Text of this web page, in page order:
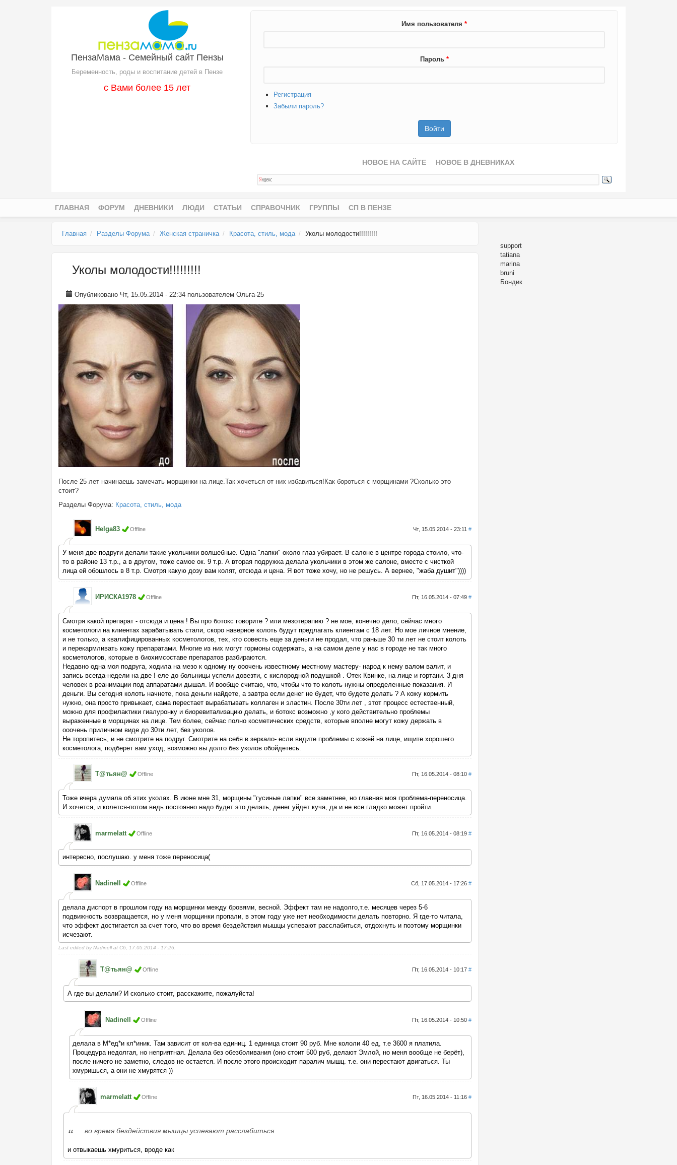
ПензаМама - Семейный сайт Пензы
Беременность, роды и воспитание детей в Пензе
с Вами более 15 лет
Имя пользователя *
Пароль *
Регистрация
Забыли пароль?
НОВОЕ НА САЙТЕ НОВОЕ В ДНЕВНИКАХ
ГЛАВНАЯ ФОРУМ ДНЕВНИКИ ЛЮДИ СТАТЬИ СПРАВОЧНИК ГРУППЫ СП В ПЕНЗЕ
Главная Разделы Форума Женская страничка Красота, стиль, мода Уколы молодости!!!!!!!!!
Уколы молодости!!!!!!!!!
Опубликовано Чт, 15.05.2014 - 22:34 пользователем Ольга-25
После 25 лет начинаешь замечать морщинки на лице.Так хочеться от них избавиться!Как бороться с морщинами ?Сколько это
стоит?
Разделы Форума: Красота, стиль, мода
Helga83 Offline Чт, 15.05.2014 - 23:11 #
У меня две подруги делали такие укольчики волшебные. Одна "лапки" около глаз убирает. В салоне в центре города стоило, что-
то в районе 13 т.р., а в другом, тоже самое ок. 9 т.р. А вторая подружка делала укольчики в этом же салоне, вместе с чисткой
лица ей обошлось в 8 т.р. Смотря какую дозу вам колят, отсюда и цена. Я вот тоже хочу, но не решусь. А вернее, "жаба душит"))))
ИРИСКА1978 Offline Пт, 16.05.2014 - 07:49 #
Смотря какой препарат - отсюда и цена ! Вы про ботокс говорите ? или мезотерапию ? не мое, конечно дело, сейчас много
косметологи на клиентах зарабатывать стали, скоро наверное колоть будут предлагать клиентам с 18 лет. Но мое личное мнение,
и не только, а квалифицированных косметологов, тех, кто совесть еще за деньги не продал, что раньше 30 ти лет не стоит колоть
и перекармливать кожу препаратами. Многие из них могут гормоны содержать, а на самом деле у нас в городе не так много
косметологов, которые в биохимсоставе препаратов разбираются.
Недавно одна моя подруга, ходила на мезо к одному ну ооочень известному местному мастеру- народ к нему валом валит, и
запись всегда-недели на две ! еле до больницы успели довезти, с кислородной подушкой . Отек Квинке, на лице и гортани. 3 дня
человек в реанимации под аппаратами дышал. И вообще считаю, что, чтобы что то колоть нужны определенные показания. И
деньги. Вы сегодня колоть начнете, пока деньги найдете, а завтра если денег не будет, что будете делать ? А кожу кормить
нужно, она просто привыкает, сама перестает вырабатывать коллаген и эластин. После 30ти лет , этот процесс естественный,
можно для профилактики гиалуронку и биоревитализацию делать, и ботокс возможно ,у кого действительно проблемы
выраженные в морщинах на лице. Тем более, сейчас полно косметических средств, которые вполне могут кожу держать в
ооочень приличном виде до 30ти лет, без уколов.
Не торопитесь, и не смотрите на подруг. Смотрите на себя в зеркало- если видите проблемы с кожей на лице, ищите хорошего
косметолога, подберет вам уход, возможно вы долго без уколов обойдетесь.
Т@тьян@ Offline Пт, 16.05.2014 - 08:10 #
Тоже вчера думала об этих уколах. В июне мне 31, морщины "гусиные лапки" все заметнее, но главная моя проблема-переносица.
И хочется, и колется-потом ведь постоянно надо будет это делать, денег уйдет куча, да и не все гладко может пройти.
marmelatt Offline Пт, 16.05.2014 - 08:19 #
интересно, послушаю. у меня тоже переносица(
Nadinell Offline Сб, 17.05.2014 - 17:26 #
делала диспорт в прошлом году на морщинки между бровями, весной. Эффект там не надолго,т.е. месяцев через 5-6
подвижность возвращается, но у меня морщинки пропали, в этом году уже нет необходимости делать повторно. Я где-то читала,
что эффект достигается за счет того, что во время бездействия мышцы успевают расслабиться, отдохнуть и поэтому морщинки
исчезают.
Last edited by Nadinell at Сб, 17.05.2014 - 17:26.
Т@тьян@ Offline Пт, 16.05.2014 - 10:17 #
А где вы делали? И сколько стоит, расскажите, пожалуйста!
Nadinell Offline Пт, 16.05.2014 - 10:50 #
делала в М*ед*и кл*иник. Там зависит от кол-ва единиц. 1 единица стоит 90 руб. Мне кололи 40 ед, т.е 3600 я платила.
Процедура недолгая, но неприятная. Делала без обезболивания (оно стоит 500 руб, делают Эмлой, но меня вообще не берёт),
после ничего не заметно, следов не остается. И после этого происходит паралич мышц. т.е. они перестают двигаться. Ты
хмуришься, а они не хмурятся ))
marmelatt Offline Пт, 16.05.2014 - 11:16 #
во время бездействия мышцы успевают расслабиться
и отвыкаешь хмуриться, вроде как
support
tatiana
marina
bruni
Бондик